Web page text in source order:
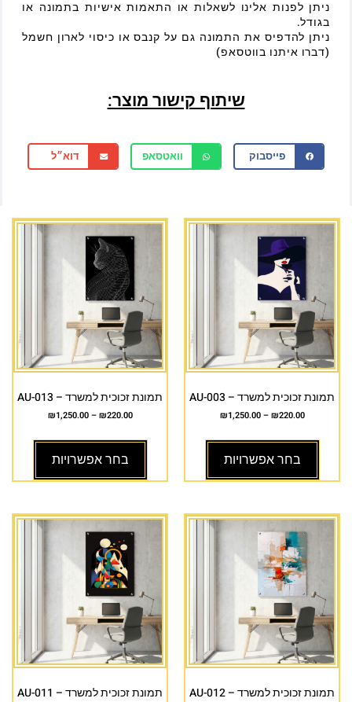
ניתן לפנות אלינו לשאלות או התאמות אישיות בתמונה או
בגודל.
ניתן להדפיס את התמונה גם על קנבס או כיסוי לארון חשמל
(דברו איתנו בווטסאפ)
שיתוף קישור מוצר:
פייסבוק וואטסאפ דוא״ל
תמונת זכוכית למשרד – AU-003
₪220.00
–
₪1,250.00
בחר אפשרויות
תמונת זכוכית למשרד – AU-013
₪220.00
–
₪1,250.00
בחר אפשרויות
תמונת זכוכית למשרד – AU-012 תמונת זכוכית למשרד – AU-011